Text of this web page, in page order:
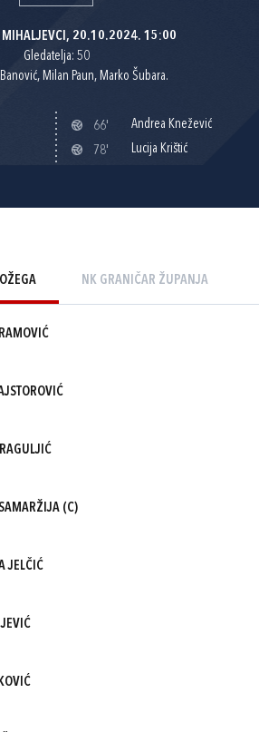
MIHALJEVCI, 20.10.2024. 15:00
Gledatelja: 50
Milan Paun, Marko Šubara.
66'
Andrea Knežević
78'
Lucija Krištić
NK GRANIČAR ŽUPANJA
(C)
JELČIĆ